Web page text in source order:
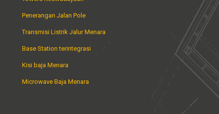
Penerangan Jalan Pole
Transmisi Listrik Jalur Menara
Base Station terintegrasi
Kisi baja Menara
Microwave Baja Menara